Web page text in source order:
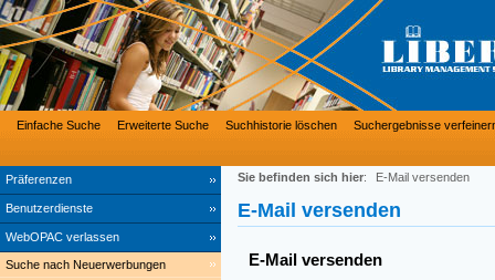
Präferenzen
Benutzerdienste
WebOPAC verlassen
Einfache Suche Erweiterte Suche Suchhistorie löschen Suchergebnisse
Suche nach Neuerwerbungen
Sie befinden sich hier: E-Mail versenden
E-Mail versenden
E-Mail versenden